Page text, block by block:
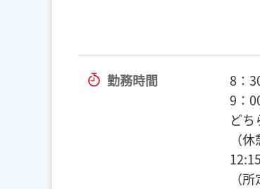
勤務時間
8：
9：
ど
（
（